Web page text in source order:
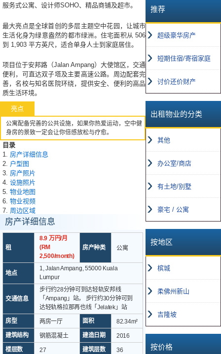
推荐
超级豪华房产
短期住宿/寄宿家庭
讨价还价财产
出租物业的分类
其他
办公室/商店
有土地/别墅
豪宅 / 公寓
按地区
槟城
柔佛州新山
吉隆坡
按价格
服务式公寓、设计师SOHO、精品商铺及超市。
最大亮点是全球首创的多层主题空中花园，让城市
生活化身为绿意盎然的都市绿洲。住宅面积从 506
到 1,903 平方英尺，适合单身人士到家庭居住。
项目位于安邦路（Jalan Ampang）大使馆区，交通
便利，可直达双子塔及主要高速公路。周边配套完
善，名校与知名医院环绕，提供安全、便利的高品
质生活环境。
亮点
公寓配备完善的公共设施，如果你热爱运动，空中健
身房的景致一定会让你倍感放松与疗愈。
目录
1. 房产详细信息
2. 户型图
3. 房产照片
4. 设施照片
5. 物业地图
6. 物业视频
7. 周边区域
房产详细信息
租
8.9 万円/月
(RM
2,500/month)
房产种类 公寓
地点
1, Jalan Ampang, 55000 Kuala
Lumpur
交通信息
步行约28分钟可到达轻轨安邦线
「Ampang」站， 步行约30分钟可到
达轻轨格拉那再也线「Jelatek」站
房型
两房一厅 面积
82.34m²
建筑结构
钢筋混凝土 建造日期
2016
楼层数
27 建筑层数
36